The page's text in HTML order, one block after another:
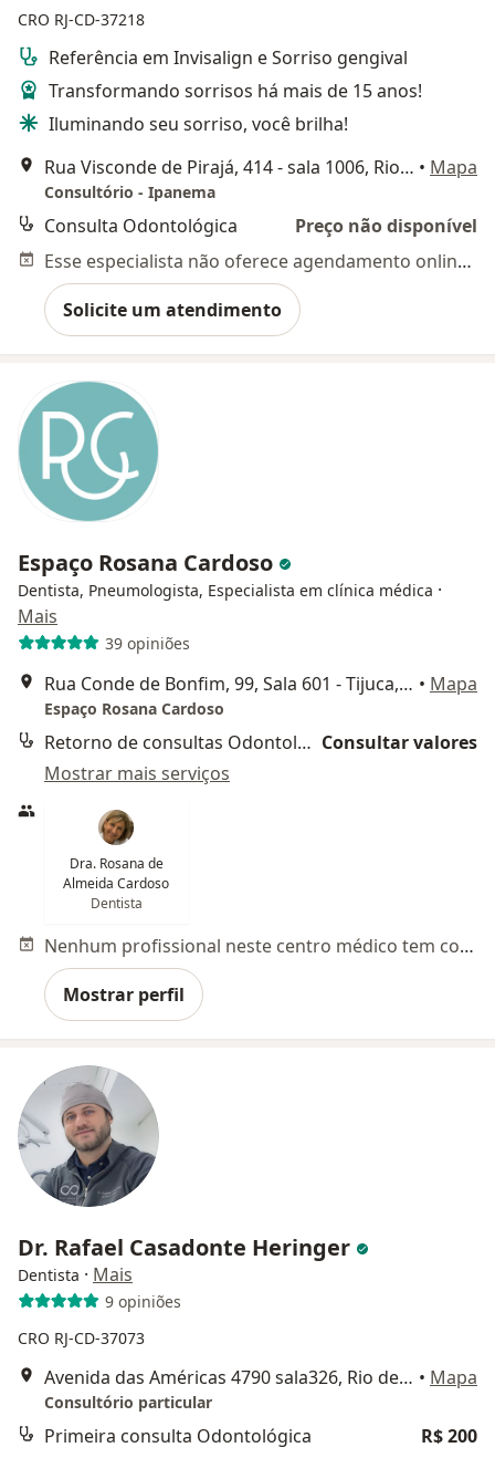
CRO RJ-CD-37218
Referência em Invisalign e Sorriso gengival
Transformando sorrisos há mais de 15 anos!
Iluminando seu sorriso, você brilha!
Rua Visconde de Pirajá, 414 - sala 1006, Rio de Janeiro • Mapa
Consultório - Ipanema
Consulta Odontológica
Preço não disponível
Esse especialista não oferece agendamento online para esse endereço.
Solicite um atendimento
Espaço Rosana Cardoso
Dentista, Pneumologista, Especialista em clínica médica ·
Mais
39 opiniões
Rua Conde de Bonfim, 99, Sala 601 - Tijuca, Rio de Janeiro • Mapa
Espaço Rosana Cardoso
Retorno de consultas Odontologia Consultar valores
Mostrar mais serviços
Dra. Rosana de
Almeida Cardoso
Dentista
Nenhum profissional neste centro médico tem consultas disponíveis
Mostrar perfil
Dr. Rafael Casadonte Heringer
Dentista · Mais
9 opiniões
CRO RJ-CD-37073
Avenida das Américas 4790 sala326, Rio de Janeiro • Mapa
Consultório particular
Primeira consulta Odontológica
R$ 200